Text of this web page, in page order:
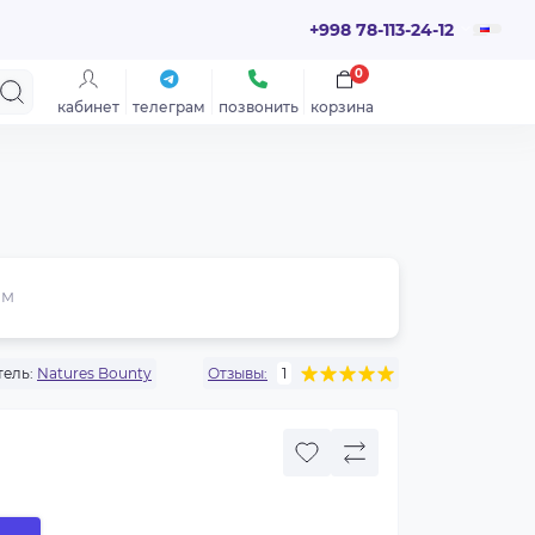
+998 78-113-24-12
кабинет телеграм позвонить корзина
0
Natures Bounty Отзывы: 1